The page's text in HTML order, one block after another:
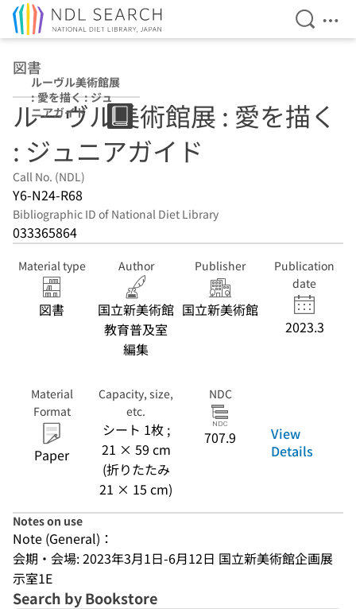
Open
図書
ルーヴル美術館展
: 愛を描く : ジュ
ニアガイド
ルーヴル美術館展 : 愛を描く
: ジュニアガイド
Call No. (NDL)
Y6-N24-R68
Bibliographic ID of National Diet Library
033365864
Material type
図書
Author
国立新美術館
教育普及室
編集
Publisher
国立新美術館
Publication
date
2023.3
Material
Format
Paper
Capacity, size,
etc.
シート 1枚 ;
21 × 59 cm
(折りたたみ
21 × 15 cm)
NDC
707.9
View
Details
Notes on use
Note (General)：
会期・会場: 2023年3月1日-6月12日 国立新美術館企画展
示室1E
Search by Bookstore